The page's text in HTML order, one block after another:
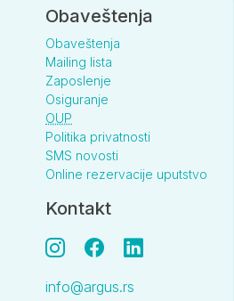
Obaveštenja
Obaveštenja
Mailing lista
Zaposlenje
Osiguranje
OUP
Politika privatnosti
SMS novosti
Online rezervacije uputstvo
Kontakt
info@argus.rs